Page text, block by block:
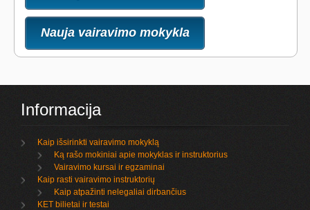
Nauja vairavimo mokykla
Informacija
Kaip išsirinkti vairavimo mokyklą
Ką rašo mokiniai apie mokyklas ir instruktorius
Vairavimo kursai ir egzaminai
Kaip rasti vairavimo instruktorių
Kaip atpažinti nelegaliai dirbančius
KET bilietai ir testai